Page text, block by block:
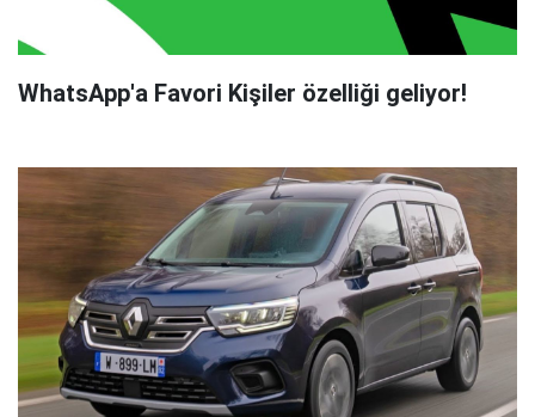
WhatsApp'a Favori Kişiler özelliği geliyor!